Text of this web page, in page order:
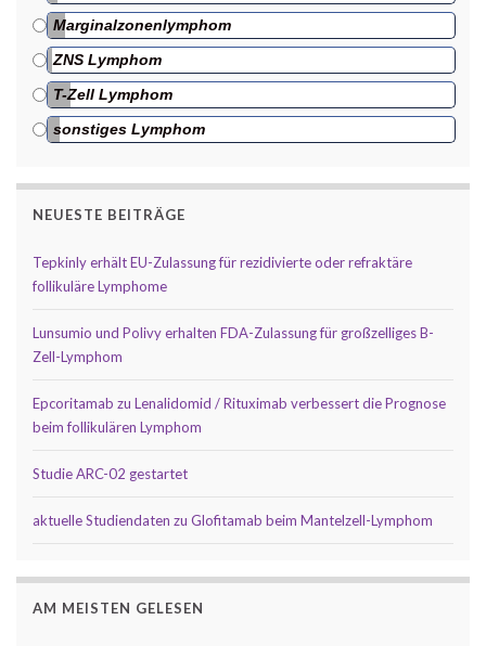
Marginalzonenlymphom
ZNS Lymphom
T-Zell Lymphom
sonstiges Lymphom
NEUESTE BEITRÄGE
Tepkinly erhält EU-Zulassung für rezidivierte oder refraktäre
follikuläre Lymphome
Lunsumio und Polivy erhalten FDA-Zulassung für großzelliges B-
Zell-Lymphom
Epcoritamab zu Lenalidomid / Rituximab verbessert die Prognose
beim follikulären Lymphom
Studie ARC-02 gestartet
aktuelle Studiendaten zu Glofitamab beim Mantelzell-Lymphom
AM MEISTEN GELESEN